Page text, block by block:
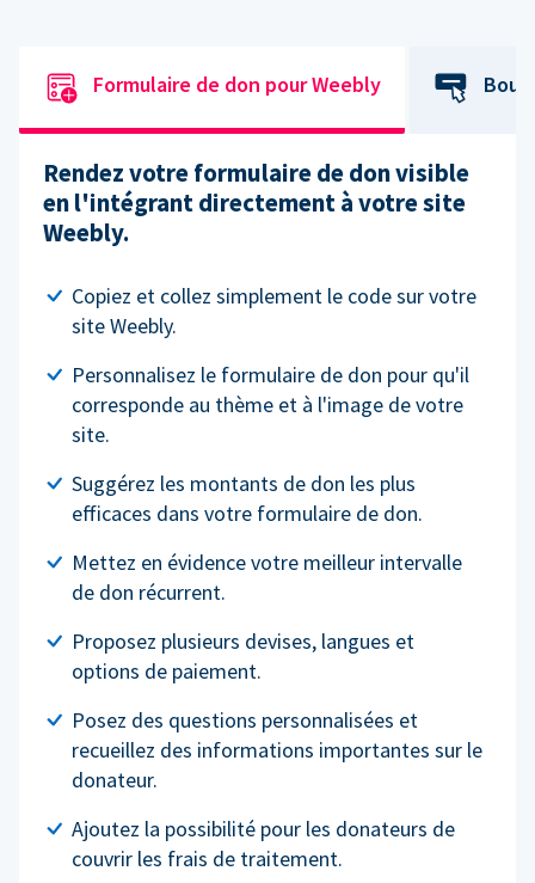
Formulaire de don pour Weebly
Rendez votre formulaire de don visible
en l'intégrant directement à votre site
Weebly.
Copiez et collez simplement le code sur votre
site Weebly.
Personnalisez le formulaire de don pour qu'il
corresponde au thème et à l'image de votre
site.
Suggérez les montants de don les plus
efficaces dans votre formulaire de don.
Mettez en évidence votre meilleur intervalle
de don récurrent.
Proposez plusieurs devises, langues et
options de paiement.
Posez des questions personnalisées et
recueillez des informations importantes sur le
donateur.
Ajoutez la possibilité pour les donateurs de
couvrir les frais de traitement.